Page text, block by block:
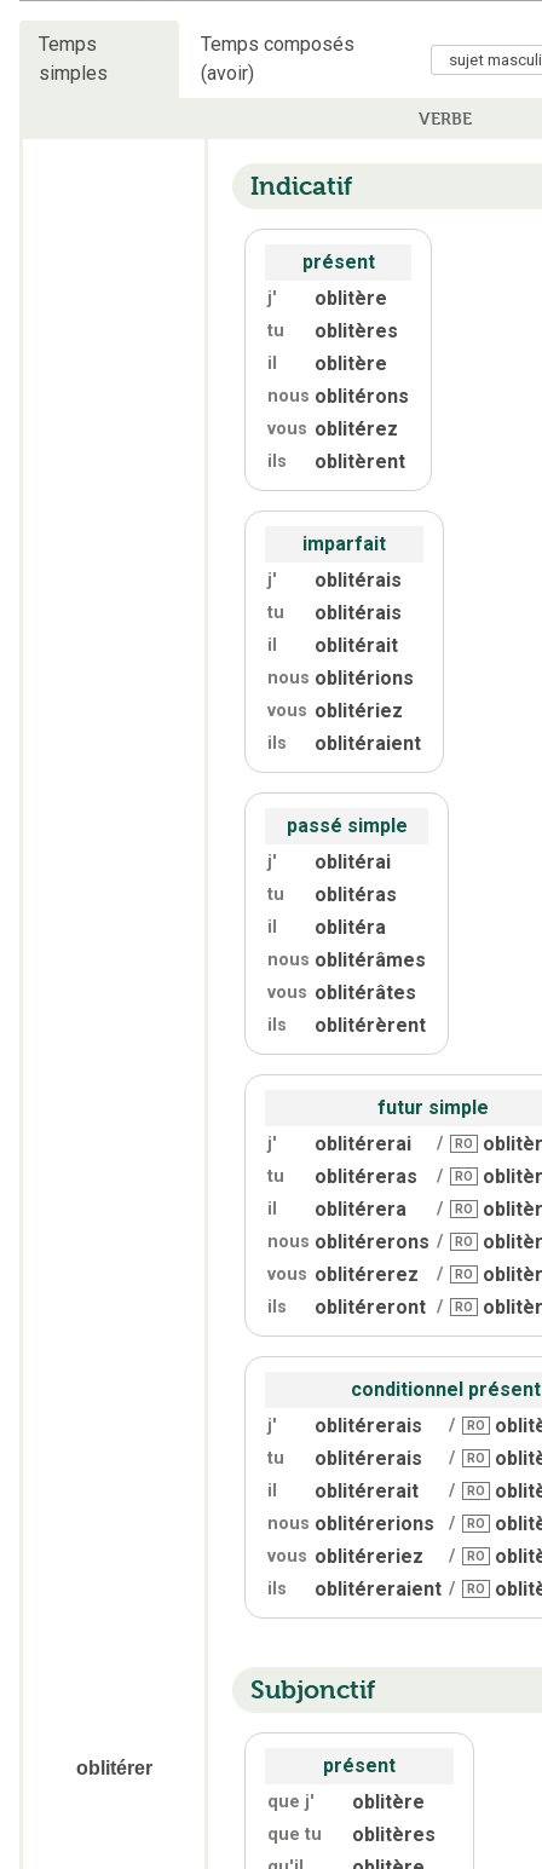
Temps
simples
Temps composés
(avoir)
VERBE
oblitérer
Indicatif
présent
j' oblitère
tu oblitères
il oblitère
nous oblitérons
vous oblitérez
ils oblitèrent
imparfait
j' oblitérais
tu oblitérais
il oblitérait
nous oblitérions
vous oblitériez
ils oblitéraient
passé simple
j' oblitérai
tu oblitéras
il oblitéra
nous oblitérâmes
vous oblitérâtes
ils oblitérèrent
futur simple
j' oblitérerai / RO
tu oblitéreras / RO
il oblitérera / RO
nous oblitérerons / RO
vous oblitérerez / RO
ils oblitéreront / RO
conditionnel présent
j' oblitérerais / RO
tu oblitérerais / RO
il oblitérerait / RO
nous oblitérerions / RO
vous oblitéreriez / RO
ils oblitéreraient / RO
Subjonctif
présent
que j' oblitère
que tu oblitères